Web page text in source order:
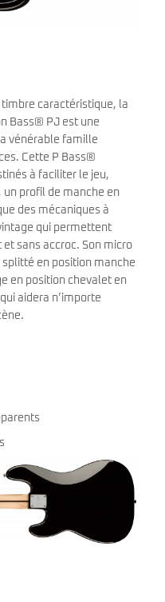
caractéristique, la
Bass® PJ est une
vénérable famille
Cette P Bass®
à faciliter le jeu,
profil de manche en
des mécaniques à
qui permettent
sans accroc. Son micro
splitté en position manche
en position chevalet en
aidera n’importe